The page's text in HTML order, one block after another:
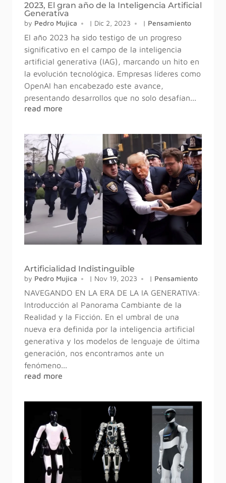
2023, El gran año de la Inteligencia Artificial
Generativa
by Pedro Mujica | Dic 2, 2023 | Pensamiento
El año 2023 ha sido testigo de un progreso
significativo en el campo de la inteligencia
artificial generativa (IAG), marcando un hito en
la evolución tecnológica. Empresas líderes como
OpenAI han encabezado este avance,
presentando desarrollos que no solo desafían...
read more
Artificialidad Indistinguible
by Pedro Mujica | Nov 19, 2023 | Pensamiento
NAVEGANDO EN LA ERA DE LA IA GENERATIVA:
Introducción al Panorama Cambiante de la
Realidad y la Ficción. En el umbral de una
nueva era definida por la inteligencia artificial
generativa y los modelos de lenguaje de última
generación, nos encontramos ante un
fenómeno...
read more